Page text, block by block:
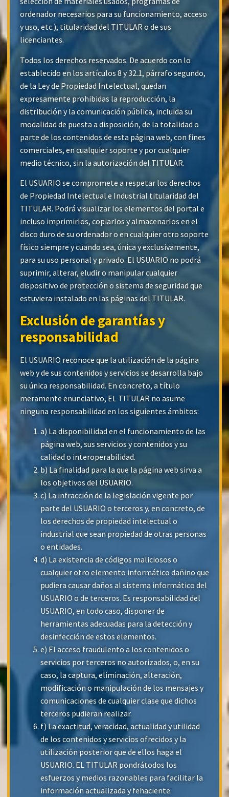
ordenador necesarios para su funcionamiento, acceso
y uso, etc.), titularidad del TITULAR o de sus
licenciantes.
Todos los derechos reservados. De acuerdo con lo
establecido en los artículos 8 y 32.1, párrafo segundo,
de la Ley de Propiedad Intelectual, quedan
expresamente prohibidas la reproducción, la
distribución y la comunicación pública, incluida su
modalidad de puesta a disposición, de la totalidad o
parte de los contenidos de esta página web, con fines
comerciales, en cualquier soporte y por cualquier
medio técnico, sin la autorización del TITULAR.
El USUARIO se compromete a respetar los derechos
de Propiedad Intelectual e Industrial titularidad del
TITULAR. Podrá visualizar los elementos del portal e
incluso imprimirlos, copiarlos y almacenarlos en el
disco duro de su ordenador o en cualquier otro soporte
físico siempre y cuando sea, única y exclusivamente,
para su uso personal y privado. El USUARIO no podrá
suprimir, alterar, eludir o manipular cualquier
dispositivo de protección o sistema de seguridad que
estuviera instalado en las páginas del TITULAR.
Exclusión de garantías y
responsabilidad
El USUARIO reconoce que la utilización de la página
web y de sus contenidos y servicios se desarrolla bajo
su única responsabilidad. En concreto, a título
meramente enunciativo, EL TITULAR no asume
ninguna responsabilidad en los siguientes ámbitos:
a) La disponibilidad en el funcionamiento de las
página web, sus servicios y contenidos y su
calidad o interoperabilidad.
b) La finalidad para la que la página web sirva a
los objetivos del USUARIO.
c) La infracción de la legislación vigente por
parte del USUARIO o terceros y, en concreto, de
los derechos de propiedad intelectual o
industrial que sean propiedad de otras personas
o entidades.
d) La existencia de códigos maliciosos o
cualquier otro elemento informático dañino que
pudiera causar daños al sistema informático del
USUARIO o de terceros. Es responsabilidad del
USUARIO, en todo caso, disponer de
herramientas adecuadas para la detección y
desinfección de estos elementos.
e) El acceso fraudulento a los contenidos o
servicios por terceros no autorizados, o, en su
caso, la captura, eliminación, alteración,
modificación o manipulación de los mensajes y
comunicaciones de cualquier clase que dichos
terceros pudieran realizar.
f) La exactitud, veracidad, actualidad y utilidad
de los contenidos y servicios ofrecidos y la
utilización posterior que de ellos haga el
USUARIO. EL TITULAR pondrátodos los
esfuerzos y medios razonables para facilitar la
información actualizada y fehaciente.